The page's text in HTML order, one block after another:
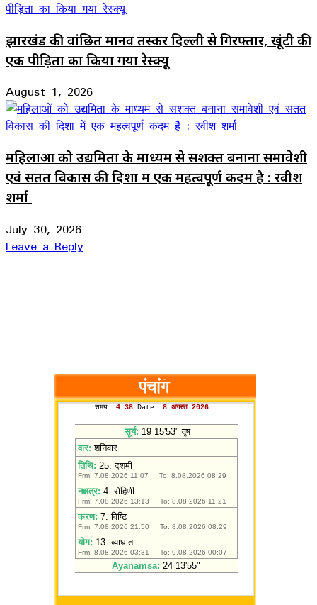
झारखंड की वांछित मानव तस्कर दिल्ली से गिरफ्तार, खूंटी की
एक पीड़िता का किया गया रेस्क्यू
August 1, 2026
महिलाओं को उद्यमिता के माध्यम से सशक्त बनाना समावेशी
एवं सतत विकास की दिशा में एक महत्वपूर्ण कदम है : रवीश
शर्मा
July 30, 2026
Leave a Reply